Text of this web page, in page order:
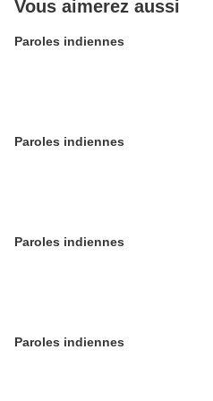
Vous aimerez aussi
Paroles indiennes
Paroles indiennes
Paroles indiennes
Paroles indiennes